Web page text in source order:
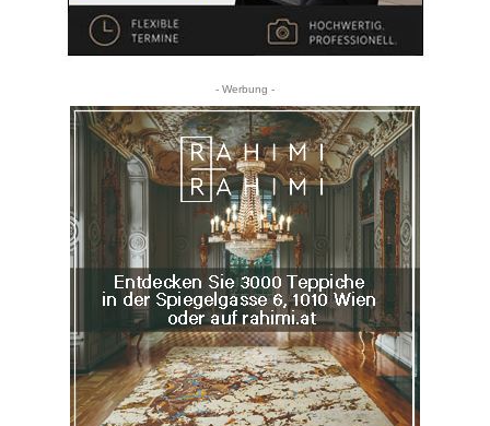
- Werbung -